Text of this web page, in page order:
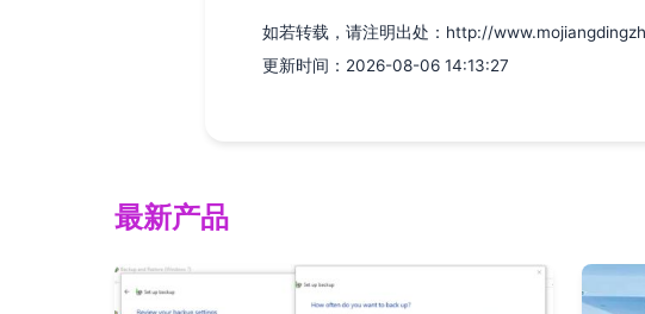
如若转载，请注明出处：http://
更新时间：2026-08-06 14:13:27
最新产品